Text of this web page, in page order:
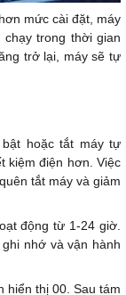
mức cài đặt, máy
trong thời gian
trở lại, máy sẽ tự
hoặc tắt máy tự
kiệm điện hơn. Việc
tắt máy và giảm
động từ 1-24 giờ.
nhớ và vận hành
hiển thị 00. Sau tám